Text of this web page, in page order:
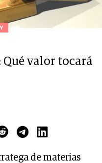
Qué valor tocará
de materias